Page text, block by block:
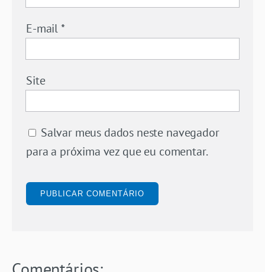
E-mail*
Site
Salvar meus dados neste navegador
para a próxima vez que eu comentar.